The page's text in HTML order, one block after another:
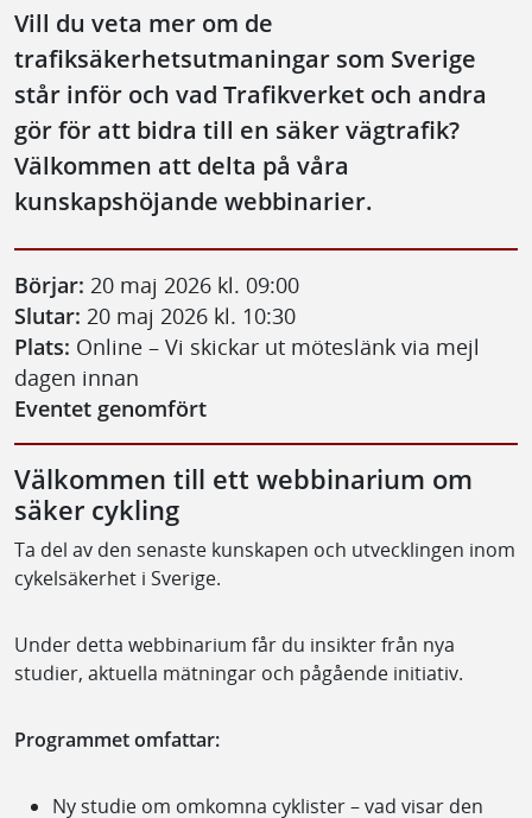
Vill du veta mer om de
trafiksäkerhetsutmaningar som Sverige
står inför och vad Trafikverket och andra
gör för att bidra till en säker vägtrafik?
Välkommen att delta på våra
kunskapshöjande webbinarier.
Börjar: 20 maj 2026 kl. 09:00
Slutar: 20 maj 2026 kl. 10:30
Plats: Online – Vi skickar ut möteslänk via mejl
dagen innan
Eventet genomfört
Välkommen till ett webbinarium om
säker cykling
Ta del av den senaste kunskapen och utvecklingen inom
cykelsäkerhet i Sverige.
Under detta webbinarium får du insikter från nya
studier, aktuella mätningar och pågående initiativ.
Programmet omfattar:
Ny studie om omkomna cyklister – vad visar den